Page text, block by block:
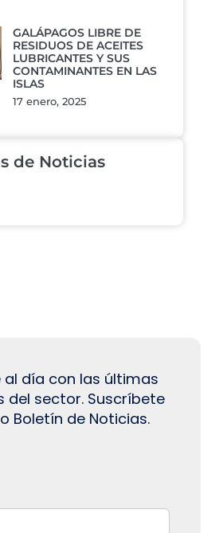
GALÁPAGOS LIBRE DE
RESIDUOS DE ACEITES
LUBRICANTES Y SUS
CONTAMINANTES EN LAS
ISLAS
17 enero, 2025
de Noticias
al día con las últimas
del sector. Suscríbete
Boletín de Noticias.